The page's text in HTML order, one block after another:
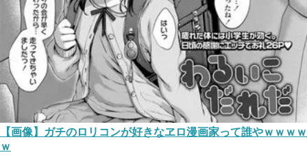
【画像】ガチのロリコンが好きなヱロ漫画家って誰やｗｗｗｗ
ｗ